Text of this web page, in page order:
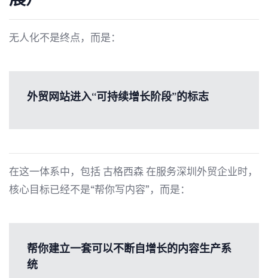
无人化不是终点，而是：
外贸网站进入“可持续增长阶段”的标志
在这一体系中，包括 古格西森 在服务深圳外贸企业时，
核心目标已经不是“帮你写内容”，而是：
帮你建立一套可以不断自增长的内容生产系
统